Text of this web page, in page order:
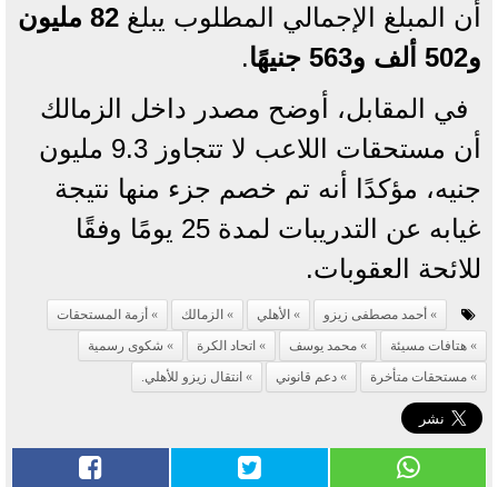
أن المبلغ الإجمالي المطلوب يبلغ
82 مليون
و502 ألف و563 جنيهًا
.
في المقابل، أوضح مصدر داخل الزمالك
أن مستحقات اللاعب لا تتجاوز 9.3 مليون
جنيه، مؤكدًا أنه تم خصم جزء منها نتيجة
غيابه عن التدريبات لمدة 25 يومًا وفقًا
للائحة العقوبات.
أحمد مصطفى زيزو الأهلي الزمالك
أزمة المستحقات
هتافات مسيئة
محمد يوسف اتحاد الكرة
شكوى رسمية
مستحقات متأخرة
دعم قانوني انتقال زيزو للأهلي.